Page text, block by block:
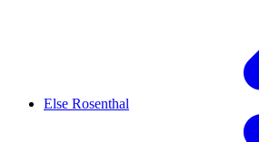
Else Rosenthal